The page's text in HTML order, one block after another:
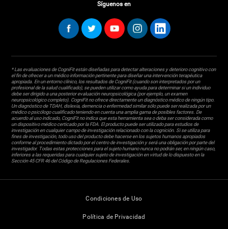
Síguenos en
* Las evaluaciones de CogniFit están diseñadas para detectar alteraciones y deterioro cognitivo con
el fin de ofrecer a un médico información pertinente para diseñar una intervención terapéutica
apropiada. En un entorno clínico, los resultados de CogniFit (cuando son interpretados por un
profesional de la salud cualificado), se pueden utilizar como ayuda para determinar si un individuo
debe ser dirigido a una posterior evaluación neuropsicológica (por ejemplo, un examen
neuropsicológico completo). CogniFit no ofrece directamente un diagnóstico médico de ningún tipo.
Un diagnóstico de TDAH, dislexia, demencia o enfermedad similar sólo puede ser realizada por un
médico o psicólogo cualificado teniendo en cuenta una amplia gama de posibles factores. De
acuerdo al uso indicado, CogniFit no indica que esta herramienta sea o deba ser considerada como
un dispositivo médico certicado por la FDA. El producto puede ser utilizado para estudios de
investigación en cualquier campo de investigación relacionado con la cognición. Si se utiliza para
fines de investigación, todo uso del producto debe hacerse en los sujetos humanos apropiados
conforme al procedimiento dictado por el centro de investigación y será una obligación por parte del
investigador. Todas estas protecciones para el sujeto humano nunca no podrán ser, en ningún caso,
inferiores a las requeridas para cualquier sujeto de investigación en virtud de lo dispuesto en la
Sección 45 CFR 46 del Código de Regulaciones Federales.
Condiciones de Uso
Política de Privacidad